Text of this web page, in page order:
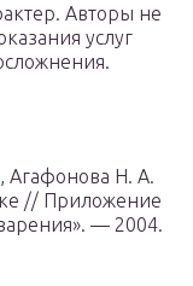
Авторы не
услуг
Агафонова Н. А.
// Приложение
— 2004.